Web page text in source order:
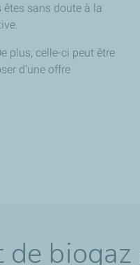
êtes sans doute à la
plus, celle-ci peut être
d’une offre
de biogaz